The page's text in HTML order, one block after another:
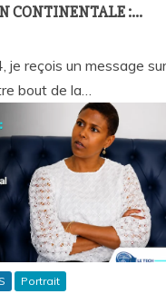
CONTINENTALE :
AVEC BIRAHIM
je reçois un message sur
bout de la…
Portrait